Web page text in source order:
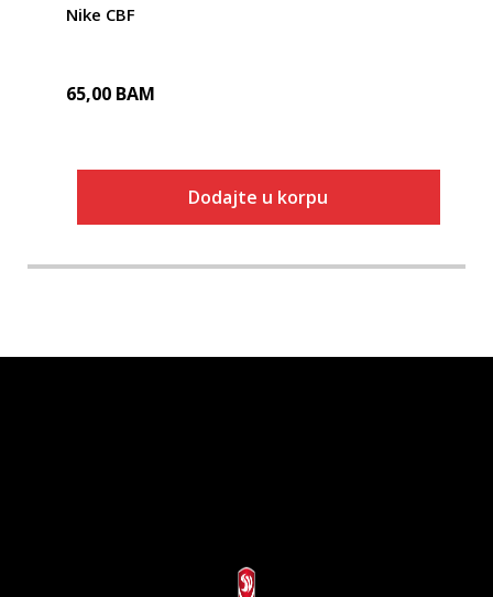
Nike CBF
65,00 BAM
Dodajte u korpu